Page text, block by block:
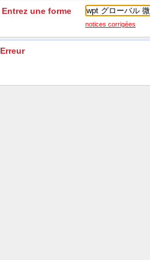
Entrez une forme
notices corrigées
Erreur